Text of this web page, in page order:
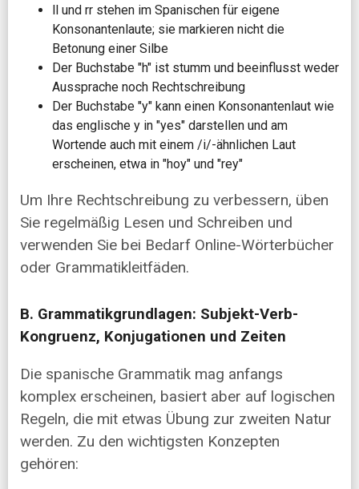
ll und rr stehen im Spanischen für eigene
Konsonantenlaute; sie markieren nicht die
Betonung einer Silbe
Der Buchstabe "h" ist stumm und beeinflusst weder
Aussprache noch Rechtschreibung
Der Buchstabe "y" kann einen Konsonantenlaut wie
das englische y in "yes" darstellen und am
Wortende auch mit einem /i/-ähnlichen Laut
erscheinen, etwa in "hoy" und "rey"
Um Ihre Rechtschreibung zu verbessern, üben
Sie regelmäßig Lesen und Schreiben und
verwenden Sie bei Bedarf Online-Wörterbücher
oder Grammatikleitfäden.
B. Grammatikgrundlagen: Subjekt-Verb-
Kongruenz, Konjugationen und Zeiten
Die spanische Grammatik mag anfangs
komplex erscheinen, basiert aber auf logischen
Regeln, die mit etwas Übung zur zweiten Natur
werden. Zu den wichtigsten Konzepten
gehören: